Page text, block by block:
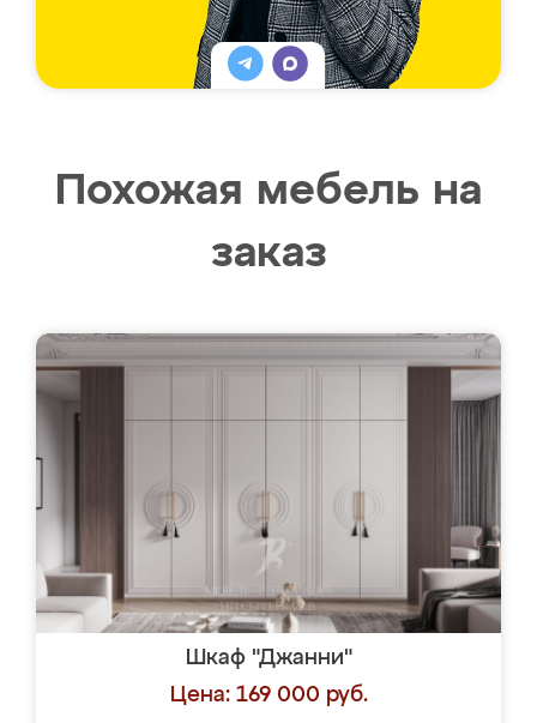
Похожая мебель на
заказ
Шкаф "Джанни"
Цена: 169 000 руб.